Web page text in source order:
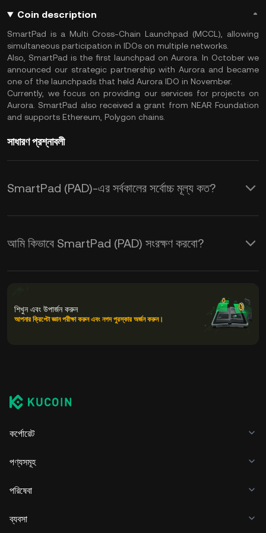
Coin description
SmartPad is a Multi Cross-Chain Launchpad (MCCL), allowing
simultaneous participation in IDOs on multiple networks.
Also, SmartPad is the first launchpad on Aurora. In October we
announced our strategic partnership with Aurora and became
one of the launchpads that held Aurora IDO in November.
Currently, we focus on providing our services for projects on
Aurora. SmartPad also received a grant from NEAR Foundation
and supports Ethereum, Polygon chains.
সাধারণ প্রশ্নাবলী
SmartPad (PAD)-এর সর্বকালের সর্বোচ্চ মূল্য কত?
আমি কিভাবে SmartPad (PAD) সংরক্ষণ করবো?
শিখুন এবং উপার্জন করুন
আপনার ক্রিপ্টো জ্ঞান পরীক্ষা করুন এবং নগদ পুরস্কার অর্জন করুন।
কর্পোরেট
পণ্যসমূহ
পরিষেবা
ব্যবসা